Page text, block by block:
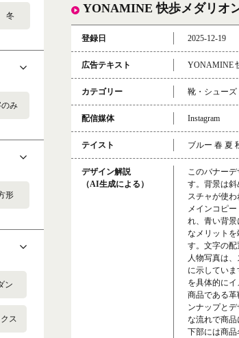
冬
み
形
ン
ス
YONAMINE 快歩メダリオ
登録日 2025-12-19
広告テキスト YONAMINE
カテゴリー 靴・シューズ
配信媒体 Instagram
テイスト ブルー 春 夏
デザイン解説
（AI生成による）
このバナー
す。背景は
スチャが使
メインコピ
れ、青い背
なメリット
す。文字の
人物写真は
に示してい
を具体的にイ
商品である
ンナップと
な流れで商品
下部には商